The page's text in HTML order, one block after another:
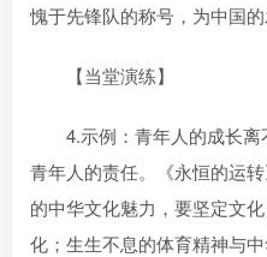
愧于先锋队的称号，为中国的
【当堂演练】
4.示例：青年人的成长
青年人的责任。《永恒的运
的中华文化魅力，要坚定文
化；生生不息的体育精神与